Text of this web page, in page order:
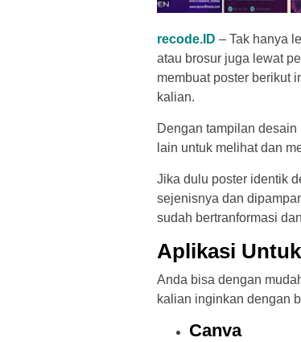
recode.ID – Tak hanya
atau brosur juga lewat
membuat poster berikut
kalian.
Dengan tampilan
lain untuk melihat dan
Jika dulu poster identik
sejenisnya dan
sudah bertranformasi
Aplikasi
Anda bisa dengan
kalian inginkan dengan
Canva